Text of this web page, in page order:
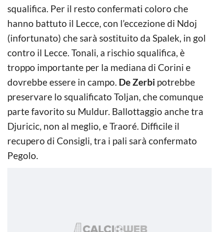
squalifica. Per il resto confermati coloro che
hanno battuto il Lecce, con l’eccezione di Ndoj
(infortunato) che sarà sostituito da Spalek, in gol
contro il Lecce. Tonali, a rischio squalifica, è
troppo importante per la mediana di Corini e
dovrebbe essere in campo. De Zerbi potrebbe
preservare lo squalificato Toljan, che comunque
parte favorito su Muldur. Ballottaggio anche tra
Djuricic, non al meglio, e Traoré. Difficile il
recupero di Consigli, tra i pali sarà confermato
Pegolo.